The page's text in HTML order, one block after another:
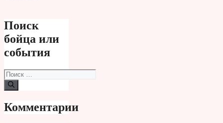
Поиск
бойца или
события
Поиск:
Комментарии